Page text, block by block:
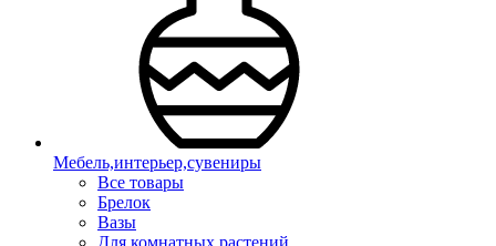
Мебель,интерьер,сувениры
Все товары
Брелок
Вазы
Для комнатных растений